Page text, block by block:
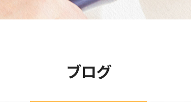
ブログ